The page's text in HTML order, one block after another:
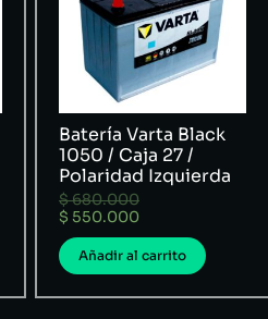
Batería Varta Black
1050 / Caja 27 /
Polaridad Izquierda
$680.000
$ 550.000
Añadir al carrito